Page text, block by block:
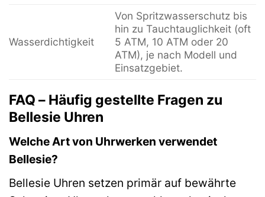
Wasserdichtigkeit
Von Spritzwasserschutz bis
hin zu Tauchtauglichkeit (oft
5 ATM, 10 ATM oder 20
ATM), je nach Modell und
Einsatzgebiet.
FAQ – Häufig gestellte Fragen zu
Bellesie Uhren
Welche Art von Uhrwerken verwendet
Bellesie?
Bellesie Uhren setzen primär auf bewährte